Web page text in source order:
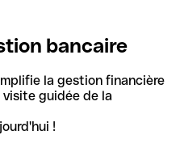
bancaire
la gestion financière
guidée de la
!